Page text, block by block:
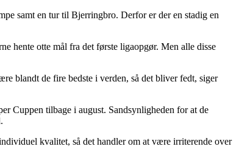
samt en tur til Bjerringbro. Derfor er der en stadig en
hente otte mål fra det første ligaopgør. Men alle disse
blandt de fire bedste i verden, så det bliver fedt, siger
Cuppen tilbage i august. Sandsynligheden for at de
kvalitet, så det handler om at være irriterende over